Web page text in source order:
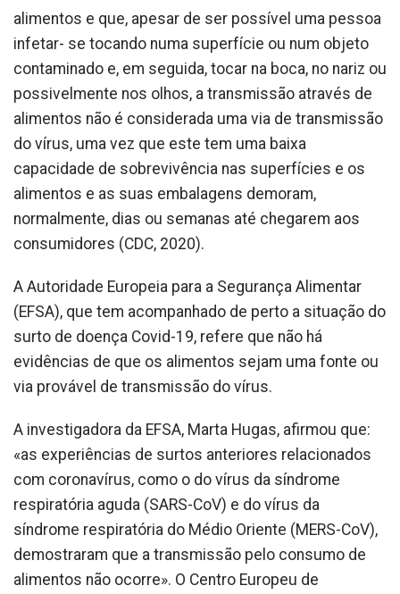
alimentos e que, apesar de ser possível uma pessoa
infetar- se tocando numa superfície ou num objeto
contaminado e, em seguida, tocar na boca, no nariz ou
possivelmente nos olhos, a transmissão através de
alimentos não é considerada uma via de transmissão
do vírus, uma vez que este tem uma baixa
capacidade de sobrevivência nas superfícies e os
alimentos e as suas embalagens demoram,
normalmente, dias ou semanas até chegarem aos
consumidores (CDC, 2020).
A Autoridade Europeia para a Segurança Alimentar
(EFSA), que tem acompanhado de perto a situação do
surto de doença Covid-19, refere que não há
evidências de que os alimentos sejam uma fonte ou
via provável de transmissão do vírus.
A investigadora da EFSA, Marta Hugas, afirmou que:
«as experiências de surtos anteriores relacionados
com coronavírus, como o do vírus da síndrome
respiratória aguda (SARS-CoV) e do vírus da
síndrome respiratória do Médio Oriente (MERS-CoV),
demostraram que a transmissão pelo consumo de
alimentos não ocorre». O Centro Europeu de